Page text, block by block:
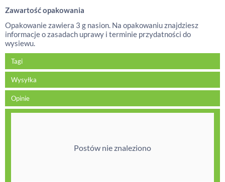
Zawartość opakowania
Opakowanie zawiera 3 g nasion. Na opakowaniu znajdziesz
informacje o zasadach uprawy i terminie przydatności do
wysiewu.
Tagi
Wysyłka
Opinie
Postów nie znaleziono